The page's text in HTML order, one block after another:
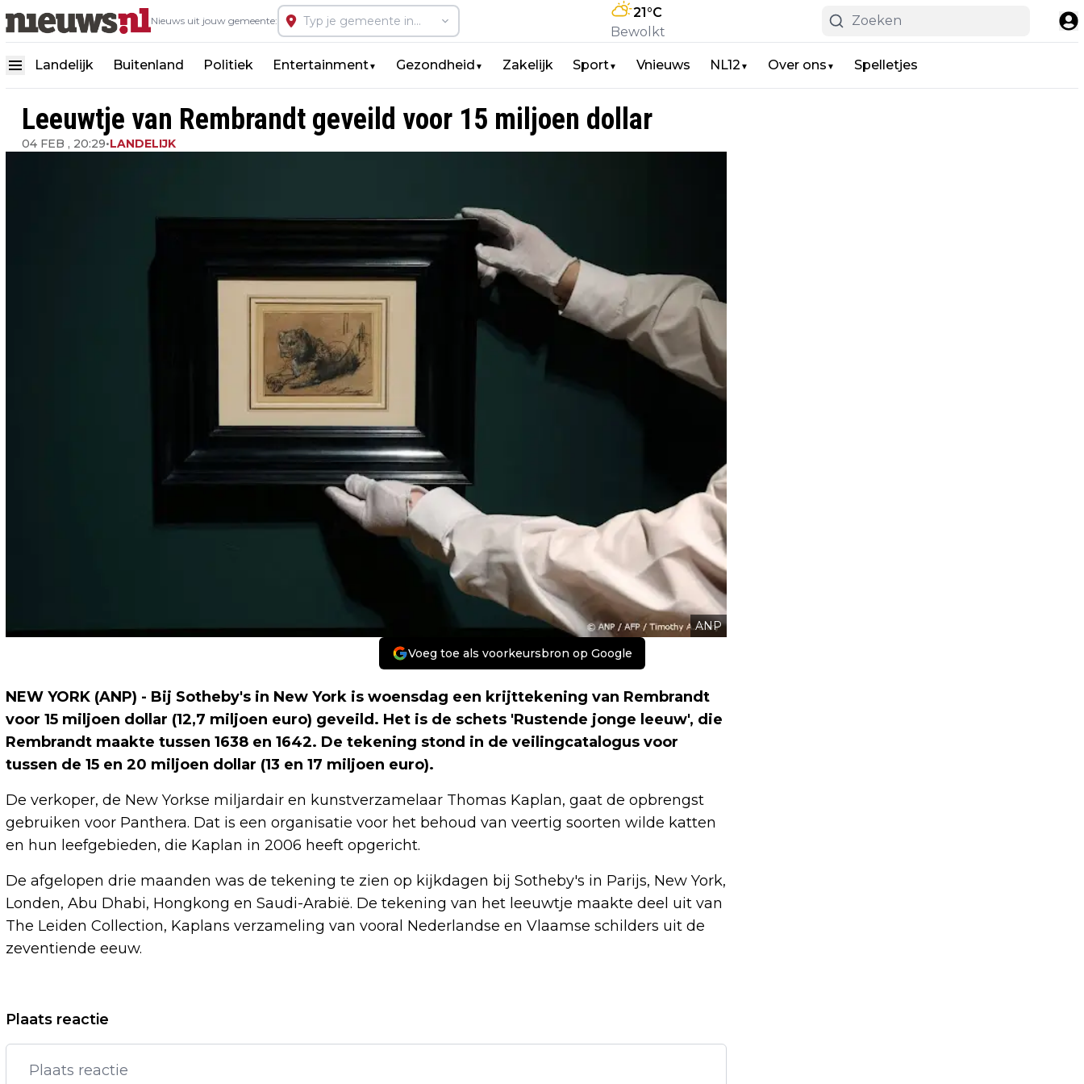
Nieuws uit jouw gemeente:
21°C
Bewolkt
Landelijk Buitenland Politiek Entertainment▼ Gezondheid ▼ Zakelijk Sport▼ Vnieuws NL12 ▼ Over ons ▼ Spelletjes
Leeuwtje van Rembrandt geveild voor 15 miljoen dollar
04 FEB , 20:29•LANDELIJK
ANP
Voeg toe als voorkeursbron op Google
NEW YORK (ANP) - Bij Sotheby's in New York is woensdag een krijttekening van Rembrandt
voor 15 miljoen dollar (12,7 miljoen euro) geveild. Het is de schets 'Rustende jonge leeuw', die
Rembrandt maakte tussen 1638 en 1642. De tekening stond in de veilingcatalogus voor
tussen de 15 en 20 miljoen dollar (13 en 17 miljoen euro).
De verkoper, de New Yorkse miljardair en kunstverzamelaar Thomas Kaplan, gaat de opbrengst
gebruiken voor Panthera. Dat is een organisatie voor het behoud van veertig soorten wilde katten
en hun leefgebieden, die Kaplan in 2006 heeft opgericht.
De afgelopen drie maanden was de tekening te zien op kijkdagen bij Sotheby's in Parijs, New York,
Londen, Abu Dhabi, Hongkong en Saudi-Arabië. De tekening van het leeuwtje maakte deel uit van
The Leiden Collection, Kaplans verzameling van vooral Nederlandse en Vlaamse schilders uit de
zeventiende eeuw.
Vorig artikel
JEROEN WOE IS ZIEK, VOORSTELLINGEN
DEZE WEEK GEANNULEERD
VAN GRONINGEN ZEGT SORRY TEGEN
Plaats reactie